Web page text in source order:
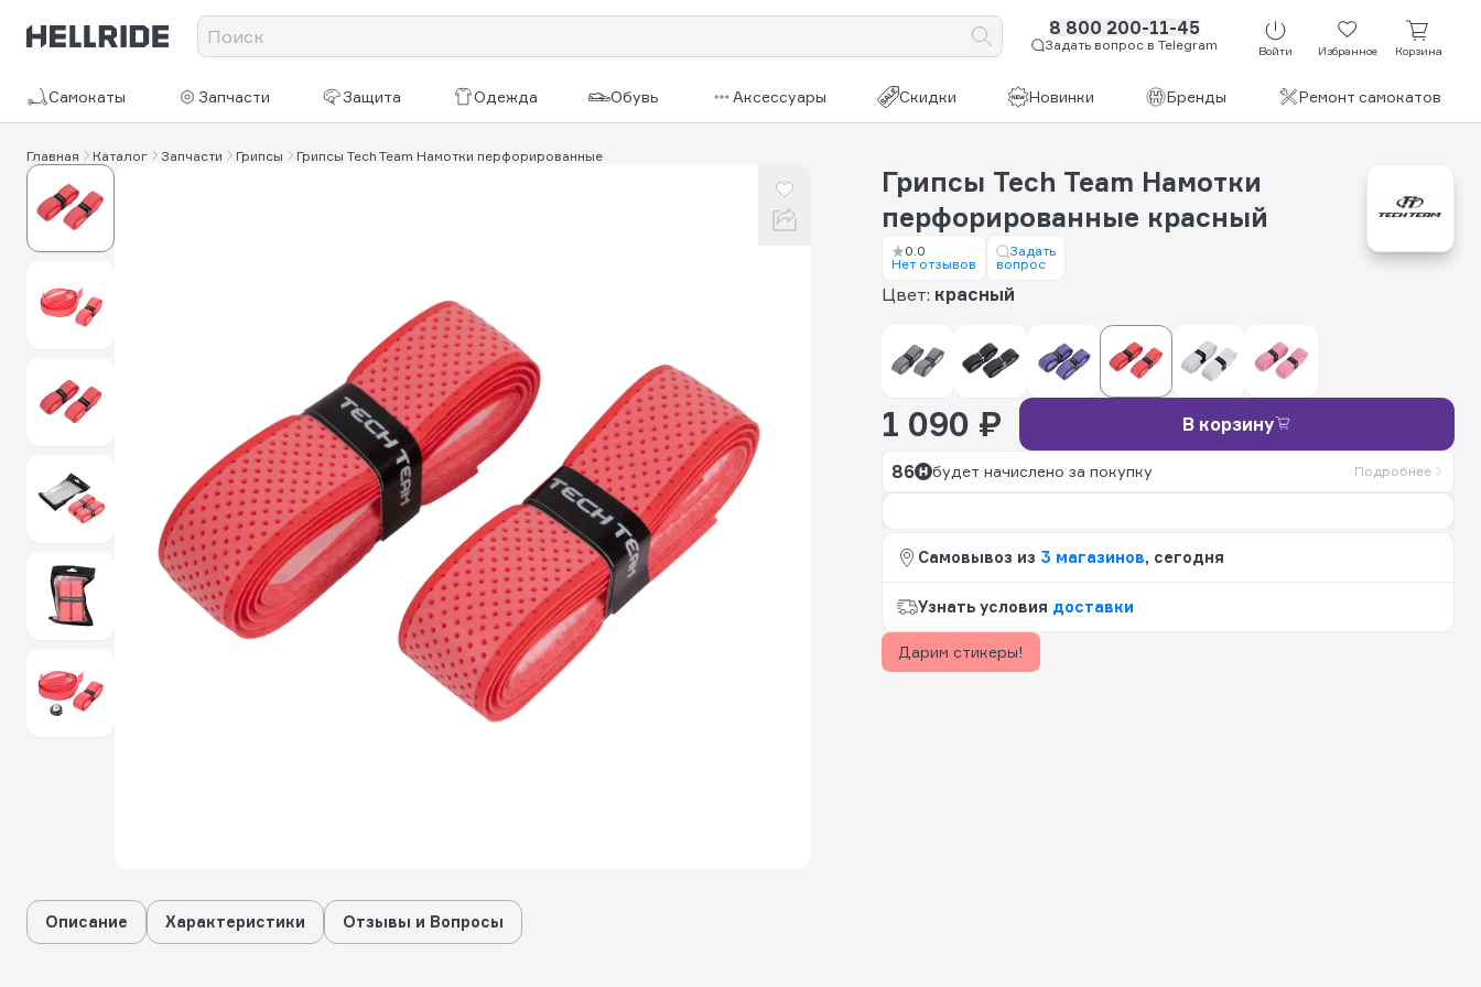
8 800 200-11-45
Задать вопрос в Telegram Войти Избранное Корзина
Самокаты Запчасти Защита Одежда Обувь Аксессуары Скидки Новинки Бренды Ремонт самокатов
Главная Каталог Запчасти Грипсы Грипсы Tech Team Намотки перфорированные
Грипсы Tech Team Намотки
перфорированные красный
0.0
Нет отзывов
Задать
вопрос
Цвет: красный
1 090 ₽ В корзину
86 будет начислено за покупку Подробнее
Самовывоз из 3 магазинов, сегодня
Узнать условия доставки
Дарим стикеры!
Описание Характеристики Отзывы и Вопросы